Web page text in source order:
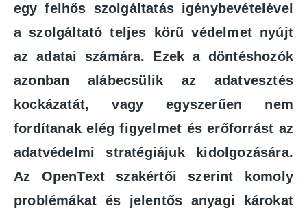
egy felhős szolgáltatás igénybevételével
a szolgáltató teljes körű védelmet nyújt
az adatai számára. Ezek a döntéshozók
azonban alábecsülik az adatvesztés
kockázatát, vagy egyszerűen nem
fordítanak elég figyelmet és erőforrást az
adatvédelmi stratégiájuk kidolgozására.
Az OpenText szakértői szerint komoly
problémákat és jelentős anyagi károkat